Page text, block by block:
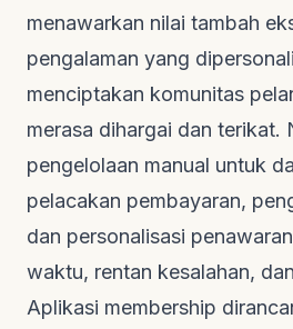
menawarkan nilai tambah
pengalaman yang
menciptakan komunitas
merasa dihargai dan terikat.
pengelolaan manual untuk
pelacakan pembayaran,
dan personalisasi
waktu, rentan kesalahan,
Aplikasi membership